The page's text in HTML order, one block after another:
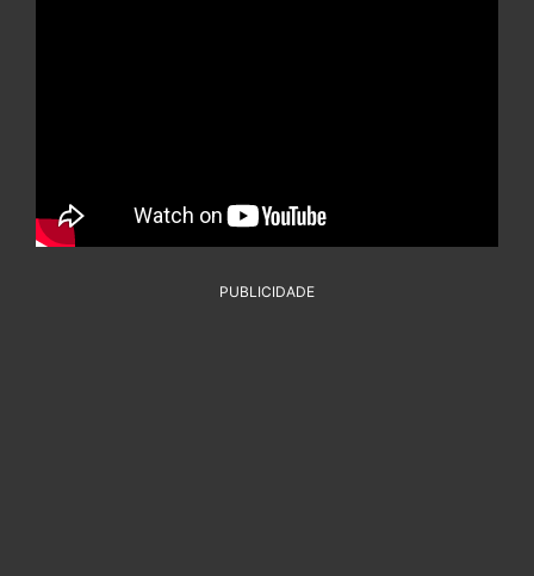
PUBLICIDADE